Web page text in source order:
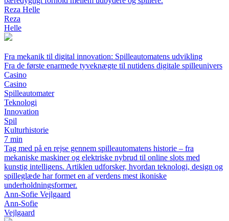
Reza Helle
Reza
Helle
Fra mekanik til digital innovation: Spilleautomatens udvikling
Fra de første enarmede tyveknægte til nutidens digitale spilleunivers
Casino
Casino
Spilleautomater
Teknologi
Innovation
Spil
Kulturhistorie
7 min
Tag med på en rejse gennem spilleautomatens historie – fra
mekaniske maskiner og elektriske nybrud til online slots med
kunstig intelligens. Artiklen udforsker, hvordan teknologi, design og
spilleglæde har formet en af verdens mest ikoniske
underholdningsformer.
Ann-Sofie Vejlgaard
Ann-Sofie
Vejlgaard